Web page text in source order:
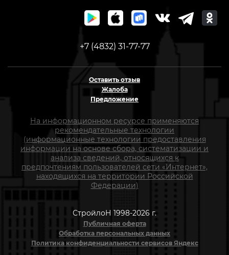
+7 (4832) 31-77-77
Оставить отзыв
Жалоба
Предложение
На информационном ресурсе применяются
рекомендательные технологии
(информационные технологии предоставления
информации на основе сбора, систематизации и
анализа сведений, относящихся к
предпочтениям пользователей сети «Интернет»,
находящихся на территории Российской
Федерации)
СтройлоН 1998-2026 г.
Публичная оферта
Обработка персональных данных
Политика конфиденциальности сервисов Яндекс